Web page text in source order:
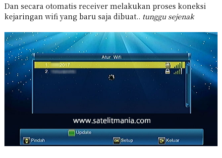
Dan secara otomatis receiver melakukan proses koneksi
kejaringan wifi yang baru saja dibuat.. tunggu sejenak